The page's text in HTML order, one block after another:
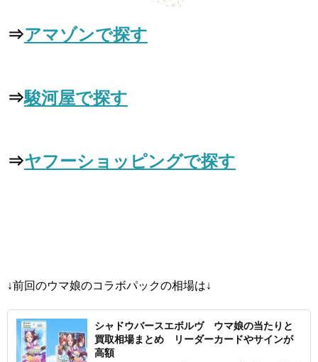
⇒アマゾンで探す
⇒駿河屋で探す
⇒ヤフーショッピングで探す
↓前回のウマ娘のコラボパックの相場は↓
シャドウバースエボルヴ ウマ娘の当たりと
買取相場まとめ リーダーカードやサインが
高額